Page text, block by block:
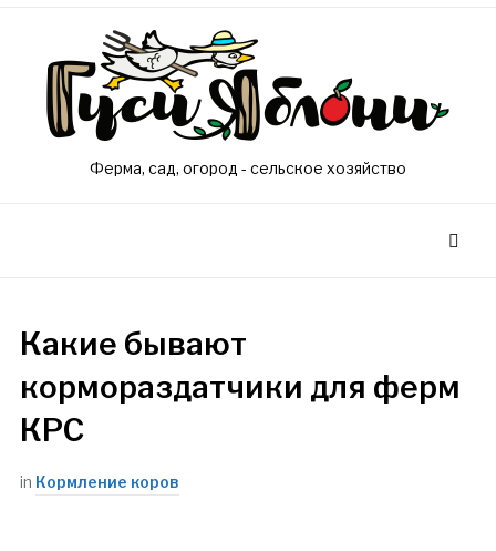
Ферма, сад, огород - сельское хозяйство
Какие бывают
кормораздатчики для ферм
КРС
in Кормление коров